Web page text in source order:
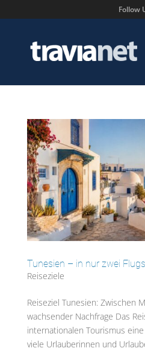
Follow
Tunesien – in nur zwei
Reiseziele
Reiseziel Tunesien: Zwischen
wachsender Nachfrage Das
internationalen Tourismus
viele Urlauberinnen und